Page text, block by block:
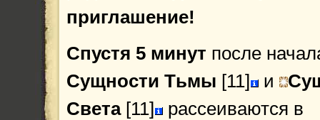
приглашение!
Спустя 5 минут после
Сущности Тьмы [11] и
Света[11]
рассеиваются в